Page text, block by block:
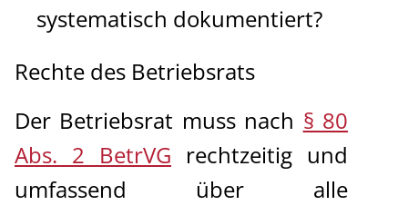
systematisch dokumentiert?
Rechte des Betriebsrats
Der Betriebsrat muss nach § 80
Abs. 2 BetrVG rechtzeitig und
umfassend über alle